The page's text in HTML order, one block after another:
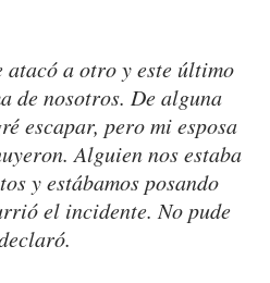
atacó a otro y este último
de nosotros. De alguna
escapar, pero mi esposa
Alguien nos estaba
y estábamos posando
el incidente. No pude